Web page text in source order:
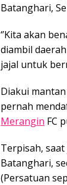
Batanghari,
‘’Kita akan
diambil
jajal untuk
Diakui
pernah
Merangin FC
Terpisah,
Batanghari,
(Persatuan